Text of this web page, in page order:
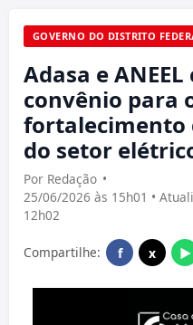
GOVERNO DO DISTRITO
Adasa e
convênio para
fortalecimento
do setor
Por Redação •
25/06/2026 às 15h01 •
12h02
Compartilhe: f x ▶